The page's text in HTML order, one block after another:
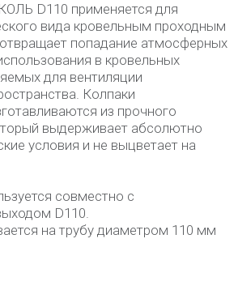
D110 применяется для
вида кровельным проходным
попадание атмосферных
в кровельных
для вентиляции
Колпаки
из прочного
выдерживает абсолютно
условия и не выцветает на
совместно с
D110.
на трубу диаметром 110 мм